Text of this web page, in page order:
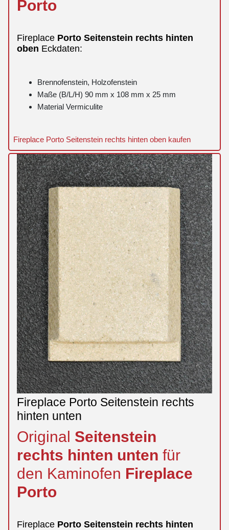
Porto
Fireplace Porto Seitenstein rechts hinten
oben Eckdaten:
Brennofenstein, Holzofenstein
Maße (B/L/H) 90 mm x 108 mm x 25 mm
Material Vermiculite
Fireplace Porto Seitenstein rechts hinten oben kaufen
Fireplace Porto Seitenstein rechts
hinten unten
Original Seitenstein
rechts hinten unten für
den Kaminofen Fireplace
Porto
Fireplace Porto Seitenstein rechts hinten